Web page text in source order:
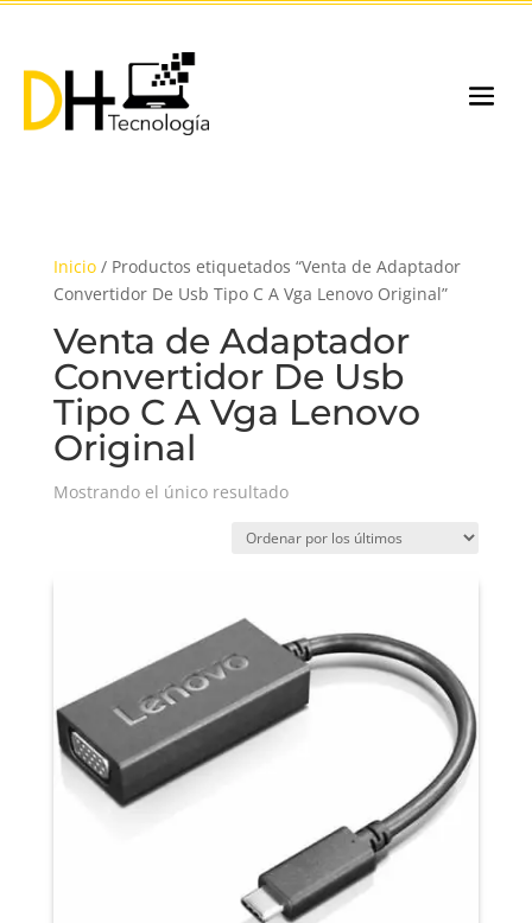
Inicio/ Productos etiquetados “Venta de Adaptador
Convertidor De Usb Tipo C A Vga Lenovo Original”
Venta de Adaptador
Convertidor De Usb
Tipo C A Vga Lenovo
Original
Mostrando el único resultado